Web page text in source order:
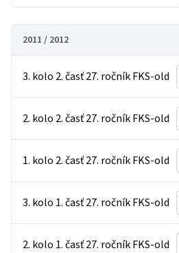
2011 / 2012
3. kolo 2. časť 27. ročník FKS-old
2. kolo 2. časť 27. ročník FKS-old
1. kolo 2. časť 27. ročník FKS-old
3. kolo 1. časť 27. ročník FKS-old
2. kolo 1. časť 27. ročník FKS-old